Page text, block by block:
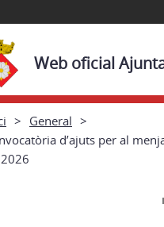
Web oficial
General
d’ajuts per al